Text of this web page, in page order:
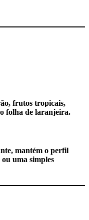
frutos tropicais,
folha de laranjeira.
mantém o perfil
uma simples